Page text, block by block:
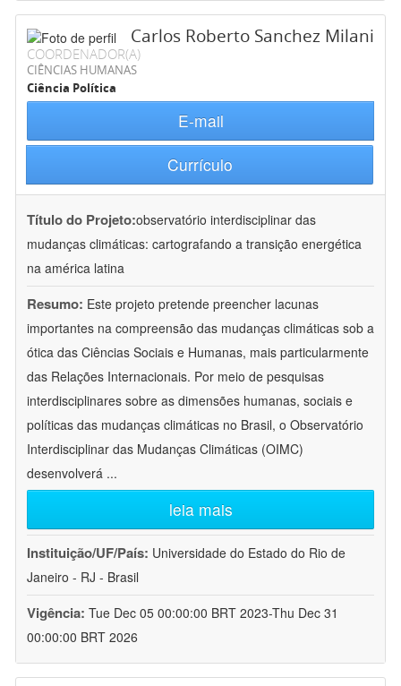
Carlos Roberto Sanchez Milani
COORDENADOR(A)
CIÊNCIAS HUMANAS
Ciência Política
E-mail
Currículo
Título do Projeto:observatório interdisciplinar das
mudanças climáticas: cartografando a transição energética
na américa latina
Resumo: Este projeto pretende preencher lacunas
importantes na compreensão das mudanças climáticas sob a
ótica das Ciências Sociais e Humanas, mais particularmente
das Relações Internacionais. Por meio de pesquisas
interdisciplinares sobre as dimensões humanas, sociais e
políticas das mudanças climáticas no Brasil, o Observatório
Interdisciplinar das Mudanças Climáticas (OIMC)
desenvolverá ...
leia mais
Instituição/UF/País: Universidade do Estado do Rio de
Janeiro - RJ - Brasil
Vigência: Tue Dec 05 00:00:00 BRT 2023-Thu Dec 31
00:00:00 BRT 2026